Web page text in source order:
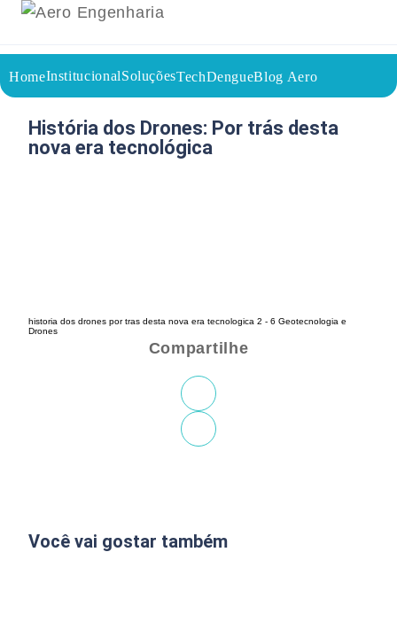
HomeInstitucionalSoluçõesTechDengueBlog Aero
08/08/2023
Voltar a página inicial do blog
História dos Drones: Por trás desta
nova era tecnológica
historia dos drones por tras desta nova era tecnologica 2 - 6 Geotecnologia e
Drones
Compartilhe
Você vai gostar também